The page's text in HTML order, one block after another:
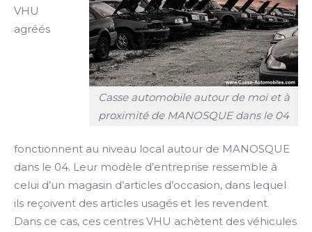
Casse automobile autour de moi et à
proximité de MANOSQUE dans le 04
VHU
agréés
fonctionnent au niveau local autour de MANOSQUE
dans le 04. Leur modèle d’entreprise ressemble à
celui d’un magasin d’articles d’occasion, dans lequel
ils reçoivent des articles usagés et les revendent.
Dans ce cas, ces centres VHU achètent des véhicules